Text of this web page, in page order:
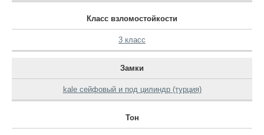
Класс взломостойкости
3 класс
Замки
kale сейфовый и под цилиндр (турция)
Тон